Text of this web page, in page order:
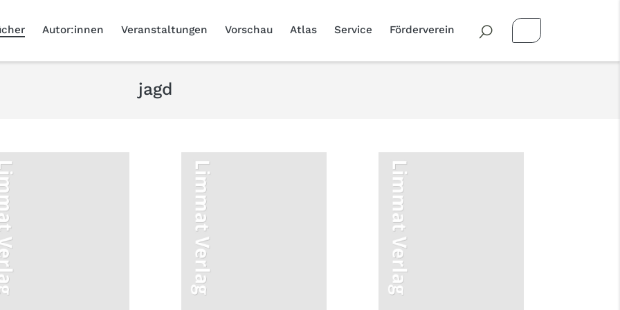
Autor:innen Veranstaltungen Vorschau Atlas Service Förderverein
jagd